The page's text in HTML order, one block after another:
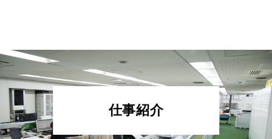
仕事紹介